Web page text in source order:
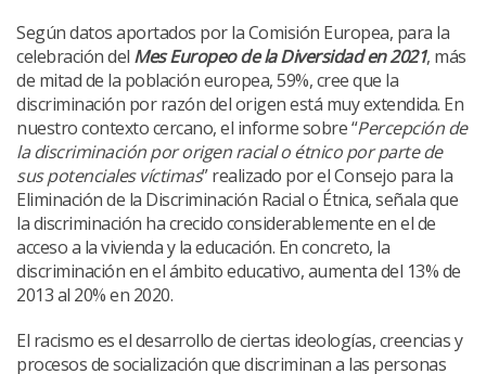
Según datos aportados por la Comisión Europea, para la
celebración del Mes Europeo de la Diversidad en 2021, más
de mitad de la población europea, 59%, cree que la
discriminación por razón del origen está muy extendida. En
nuestro contexto cercano, el informe sobre “Percepción de
la discriminación por origen racial o étnico por parte de
sus potenciales víctimas” realizado por el Consejo para la
Eliminación de la Discriminación Racial o Étnica, señala que
la discriminación ha crecido considerablemente en el de
acceso a la vivienda y la educación. En concreto, la
discriminación en el ámbito educativo, aumenta del 13% de
2013 al 20% en 2020.
El racismo es el desarrollo de ciertas ideologías, creencias y
procesos de socialización que discriminan a las personas